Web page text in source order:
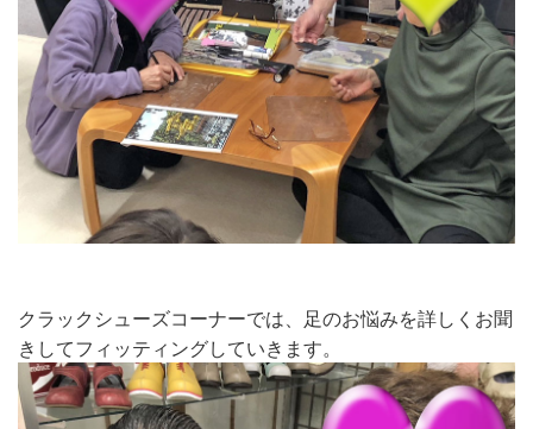
クラックシューズコーナーでは、足のお悩みを詳しくお聞
きしてフィッティングしていきます。